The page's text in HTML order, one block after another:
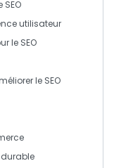
SEO
utilisateur
le SEO
le SEO